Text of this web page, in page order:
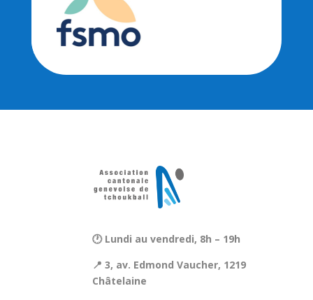
🕐 Lundi au vendredi, 8h – 19h
📍 3, av. Edmond Vaucher, 1219
Châtelaine